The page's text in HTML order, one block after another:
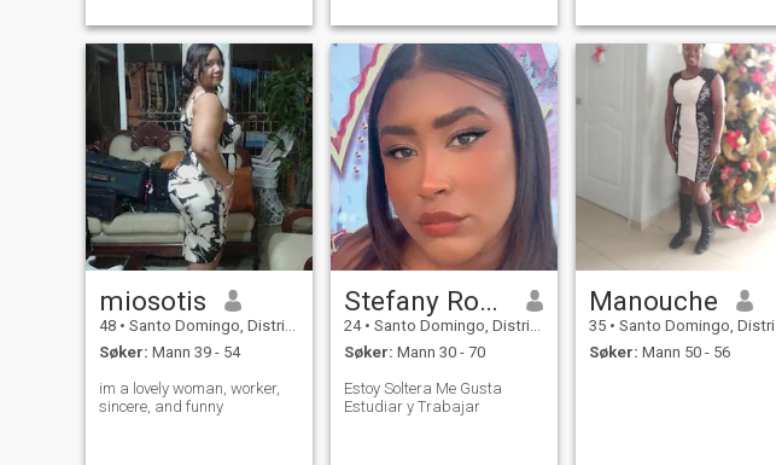
miosotis
48 • Santo Domingo, Distrito Nacional, Den Dominikanske Rep.
Søker: Mann 39 - 54
im a lovely woman, worker,
sincere, and funny
Stefany Rosario
24 • Santo Domingo, Distrito Nacional, Den Dominikanske Rep.
Søker: Mann 30 - 70
Estoy Soltera Me Gusta
Estudiar y Trabajar
Manouche
35 • Santo Domingo, Distrito Nacional, Den Dominikanske Rep.
Søker: Mann 50 - 56